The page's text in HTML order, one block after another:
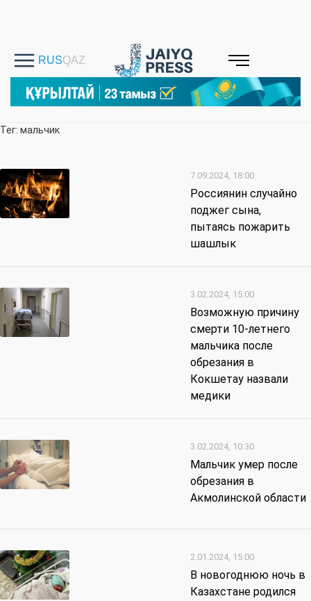
Тег: мальчик
7.09.2024, 18:00
Россиянин случайно
поджег сына,
пытаясь пожарить
шашлык
3.02.2024, 15:00
Возможную причину
смерти 10-летнего
мальчика после
обрезания в
Кокшетау назвали
медики
3.02.2024, 10:30
Мальчик умер после
обрезания в
Акмолинской области
2.01.2024, 15:00
В новогоднюю ночь в
Казахстане родился